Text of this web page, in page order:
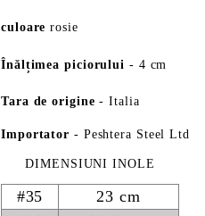
culoare rosie
Înălțimea piciorului - 4 cm
Tara de origine - Italia
Importator - Peshtera Steel Ltd
DIMENSIUNI INOLE
#35
23 cm